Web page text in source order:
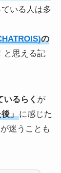
いる人は多
の
と思える記
るらく が
」に感じた
迷うことも